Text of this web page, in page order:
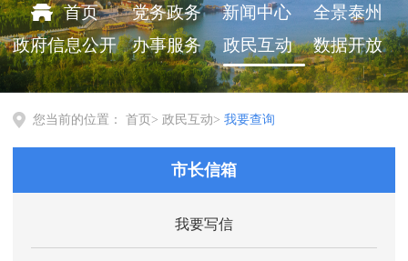
首页 党务政务 新闻中心
全景泰州
政府信息公开
办事服务 政民互动 数据开放
您当前的位置：首页> 政民互动> 我要查询
市长信箱
我要写信